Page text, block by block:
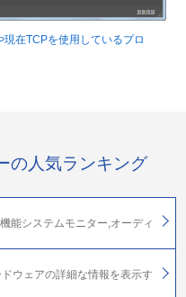
在TCPを使用しているプロ
の人気ランキング
能システムモニター,オーディ
ウェアの詳細な情報を表示す